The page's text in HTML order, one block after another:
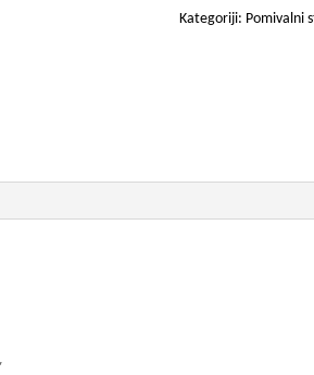
Kategoriji: Pomivalni